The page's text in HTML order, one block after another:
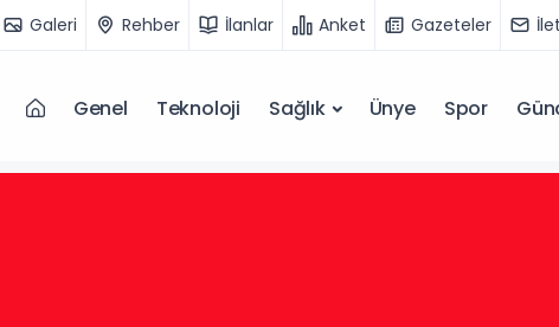
Galeri Rehber İlanlar Anket Gazeteler
Genel Teknoloji Sağlık Ünye Spor